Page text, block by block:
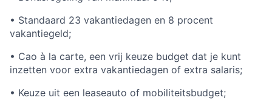
• Standaard 23 vakantiedagen en 8 procent
vakantiegeld;
• Cao à la carte, een vrij keuze budget dat je kunt
inzetten voor extra vakantiedagen of extra salaris;
• Keuze uit een leaseauto of mobiliteitsbudget;